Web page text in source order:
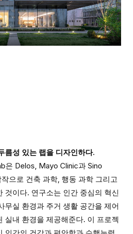
름성 있는 랩을 디자인하다.
은 Delos, Mayo Clinic과 Sino
으로 건축 과학, 행동 과학 그리고
것이다. 연구소는 인간 중심의 혁신
무실 환경과 주거 생활 공간을 제어
실내 환경을 제공해준다. 이 프로젝